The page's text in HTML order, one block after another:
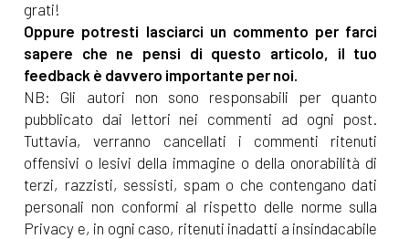
grati!
Oppure potresti lasciarci un commento per farci
sapere che ne pensi di questo articolo, il tuo
feedback è davvero importante per noi.
NB: Gli autori non sono responsabili per quanto
pubblicato dai lettori nei commenti ad ogni post.
Tuttavia, verranno cancellati i commenti ritenuti
offensivi o lesivi della immagine o della onorabilità di
terzi, razzisti, sessisti, spam o che contengano dati
personali non conformi al rispetto delle norme sulla
Privacy e, in ogni caso, ritenuti inadatti a insindacabile